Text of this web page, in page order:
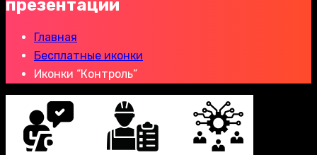
презентаций
Главная
Бесплатные иконки
Иконки “Контроль”